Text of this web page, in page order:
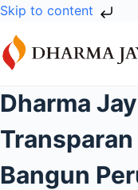
Skip to content
Skip
to
content
Dharma
Bangun